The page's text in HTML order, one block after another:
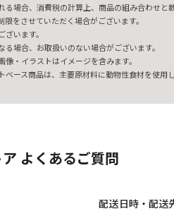
る場合、消費税の計算上、商品の組み合わせと
をさせていただく場合がございます。
います。
る場合、お取扱いのない場合がございます。
・イラストはイメージを含みます。
ベース商品は、主要原材料に動物性食材を使用
よくあるご質問
配送日時・配送